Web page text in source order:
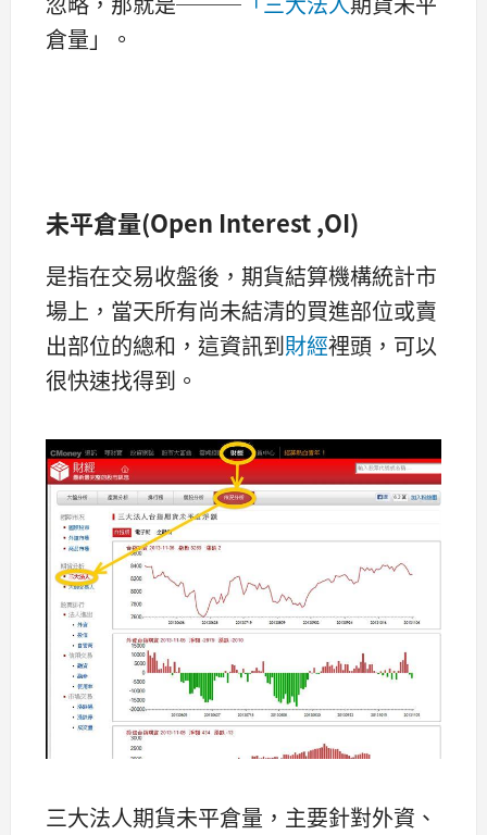
倉量」。
未平倉量(Open Interest ,OI)
是指在交易收盤後，期貨結算機構統計市
場上，當天所有尚未結清的買進部位或賣
出部位的總和，這資訊到財經裡頭，可以
很快速找得到。
三大法人期貨未平倉量，主要針對外資、